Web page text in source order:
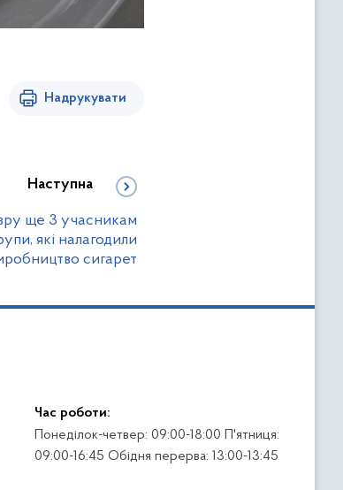
Надрукувати
Наступна
ще 3 учасникам
які налагодили
сигарет
Час роботи:
Понеділок-четвер: 09:00-18:00 П'ятниця:
09:00-16:45 Обідня перерва: 13:00-13:45